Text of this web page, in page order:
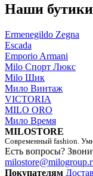
Наши бутики
Ermenegildo Zegna
Escada
Emporio Armani
Milo Спорт Люкс
Milo Шик
Мило Винтаж
VICTORIA
MILO ORO
Мило Время
MILOSTORE
Современный fashion.
Есть вопросы?
Покупателям